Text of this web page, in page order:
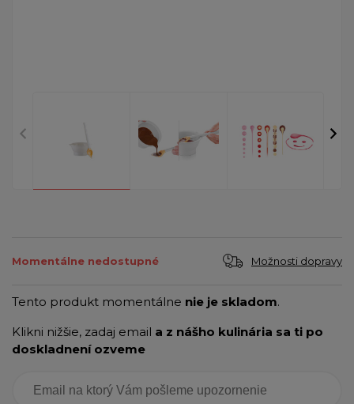
Momentálne nedostupné Možnosti dopravy
Tento produkt momentálne nie je skladom.
Klikni nižšie, zadaj email a z nášho kulinária sa ti po
doskladnení ozveme